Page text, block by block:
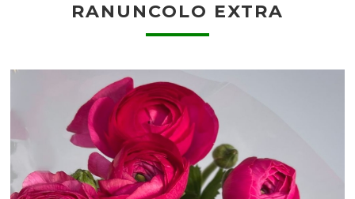
RANUNCOLO EXTRA